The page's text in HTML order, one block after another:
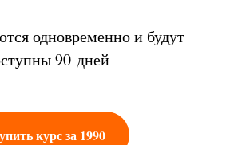
одновременно и будут
90 дней
курс за 1990